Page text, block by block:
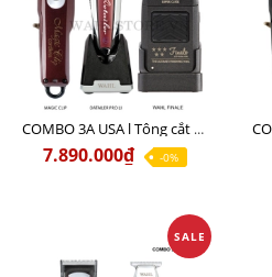
COMBO 3A USA l Tông cắt MAGIC + Tông viền DETAILER PRO LI + Cạo khô FINALE
7.890.000₫ -0%
SALE